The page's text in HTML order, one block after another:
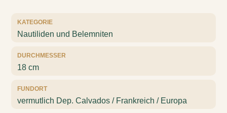
KATEGORIE
Nautiliden und Belemniten
DURCHMESSER
18 cm
FUNDORT
vermutlich Dep. Calvados / Frankreich / Europa